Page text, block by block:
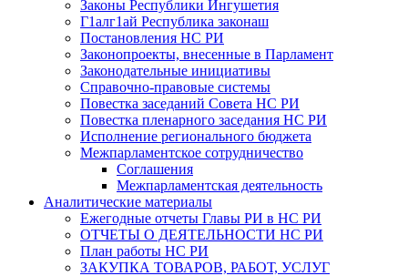
Законы Республики Ингушетия
Г1алг1ай Республика законаш
Постановления НС РИ
Законопроекты, внесенные в Парламент
Законодательные инициативы
Справочно-правовые системы
Повестка заседаний Совета НС РИ
Повестка пленарного заседания НС РИ
Исполнение регионального бюджета
Межпарламентское сотрудничество
Соглашения
Межпарламентская деятельность
Аналитические материалы
Ежегодные отчеты Главы РИ в НС РИ
ОТЧЕТЫ О ДЕЯТЕЛЬНОСТИ НС РИ
План работы НС РИ
ЗАКУПКА ТОВАРОВ, РАБОТ, УСЛУГ